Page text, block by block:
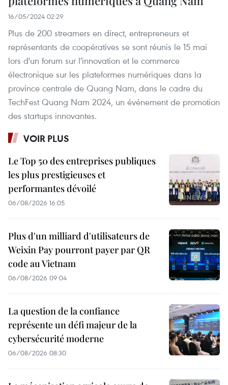
16/05/2024 02:29
Plus de 200 streamers en direct, entrepreneurs et
représentants de coopératives se sont réunis le 15 mai
lors d'un forum sur l'innovation et le commerce
électronique sur les plateformes numériques dans la
province centrale de Quang Nam, dans le cadre du
TechFest Quang Nam 2024, un événement de promotion
des startups innovantes.
VOIR PLUS
Le Top 50 des entreprises publiques
les plus prestigieuses et
performantes dévoilé
06/08/2026 16:05
Plus d'un milliard d'utilisateurs de
Weixin Pay pourront payer par QR
code au Vietnam
06/08/2026 09:04
La question de la confiance
représente un défi majeur de la
cybersécurité moderne
06/08/2026 08:30